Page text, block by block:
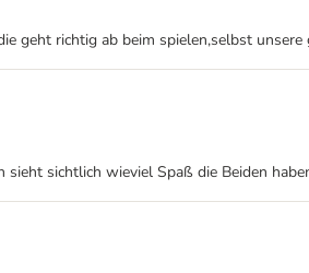
richtig ab beim spielen,selbst unsere
sichtlich wieviel Spaß die Beiden